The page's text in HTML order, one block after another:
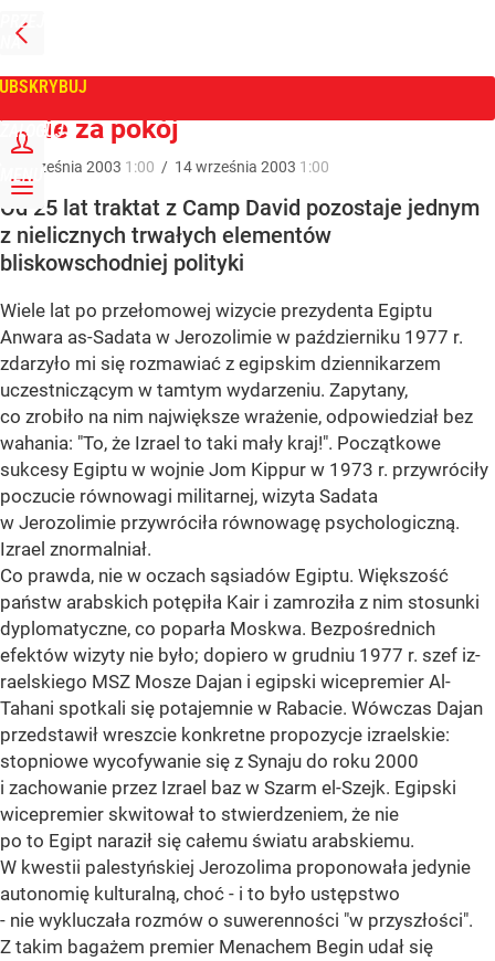
PRZEJDŹ
NA
GŁÓWNĄ
ZALOGUJ
MENU
Tygodnik Wprost
Życie za pokój
września 2003 1:00 / 14września 2003 1:00
Od 25 lat traktat z Camp David pozostaje jednym
z nielicznych trwałych elementów
bliskowschodniej polityki
Wiele lat po przełomowej wizycie prezydenta Egiptu
Anwara as-Sadata w Jerozolimie w październiku 1977 r.
zdarzyło mi się rozmawiać z egipskim dziennikarzem
uczestniczącym w tamtym wydarzeniu. Zapytany,
co zrobiło na nim największe wrażenie, odpowiedział bez
wahania: "To, że Izrael to taki mały kraj!". Początkowe
sukcesy Egiptu w wojnie Jom Kippur w 1973 r. przywróciły
poczucie równowagi militarnej, wizyta Sadata
w Jerozolimie przywróciła równowagę psychologiczną.
Izrael znormalniał.
Co prawda, nie w oczach sąsiadów Egiptu. Większość
państw arabskich potępiła Kair i zamroziła z nim stosunki
dyplomatyczne, co poparła Moskwa. Bezpośrednich
efektów wizyty nie było; dopiero w grudniu 1977 r. szef iz-
raelskiego MSZ Mosze Dajan i egipski wicepremier Al-
Tahani spotkali się potajemnie w Rabacie. Wówczas Dajan
przedstawił wreszcie konkretne propozycje izraelskie:
stopniowe wycofywanie się z Synaju do roku 2000
i zachowanie przez Izrael baz w Szarm el-Szejk. Egipski
wicepremier skwitował to stwierdzeniem, że nie
po to Egipt naraził się całemu światu arabskiemu.
W kwestii palestyńskiej Jerozolima proponowała jedynie
autonomię kulturalną, choć - i to było ustępstwo
- nie wykluczała rozmów o suwerenności "w przyszłości".
Z takim bagażem premier Menachem Begin udał się